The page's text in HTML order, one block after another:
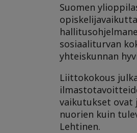
Suomen
sosiaaliturvan
yhteiskunnan
Liittokokous
vaikutukset ovat
nuorien kuin
Lehtinen.